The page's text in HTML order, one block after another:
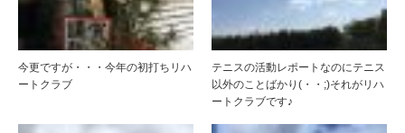
今更ですが・・・今年の初打ちリハ
ートクラブ
テニスの活動レポートなのにテニス
以外のことばかり(・・;)それがリハ
ートクラブです♪